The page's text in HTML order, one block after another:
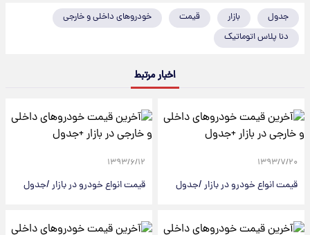
جدول بازار قیمت
خودروهای داخلی و خارجی
دنا پلاس اتوماتیک
اخبار مرتبط
۱۳۹۳/۷/۲۰
قیمت انواع خودرو در بازار /جدول
۱۳۹۳/۶/۱۲
قیمت انواع خودرو در بازار /جدول